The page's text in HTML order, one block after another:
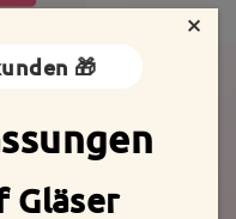
×
🎁
Gläser